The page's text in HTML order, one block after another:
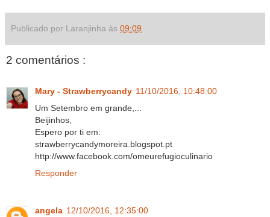
Publicado por Laranjinha às 09:09
2 comentários :
Mary - Strawberrycandy 11/10/2016, 10:48:00
Um Setembro em grande,...
Beijinhos,
Espero por ti em:
strawberrycandymoreira.blogspot.pt
http://www.facebook.com/omeurefugioculinario
Responder
angela 12/10/2016, 12:35:00